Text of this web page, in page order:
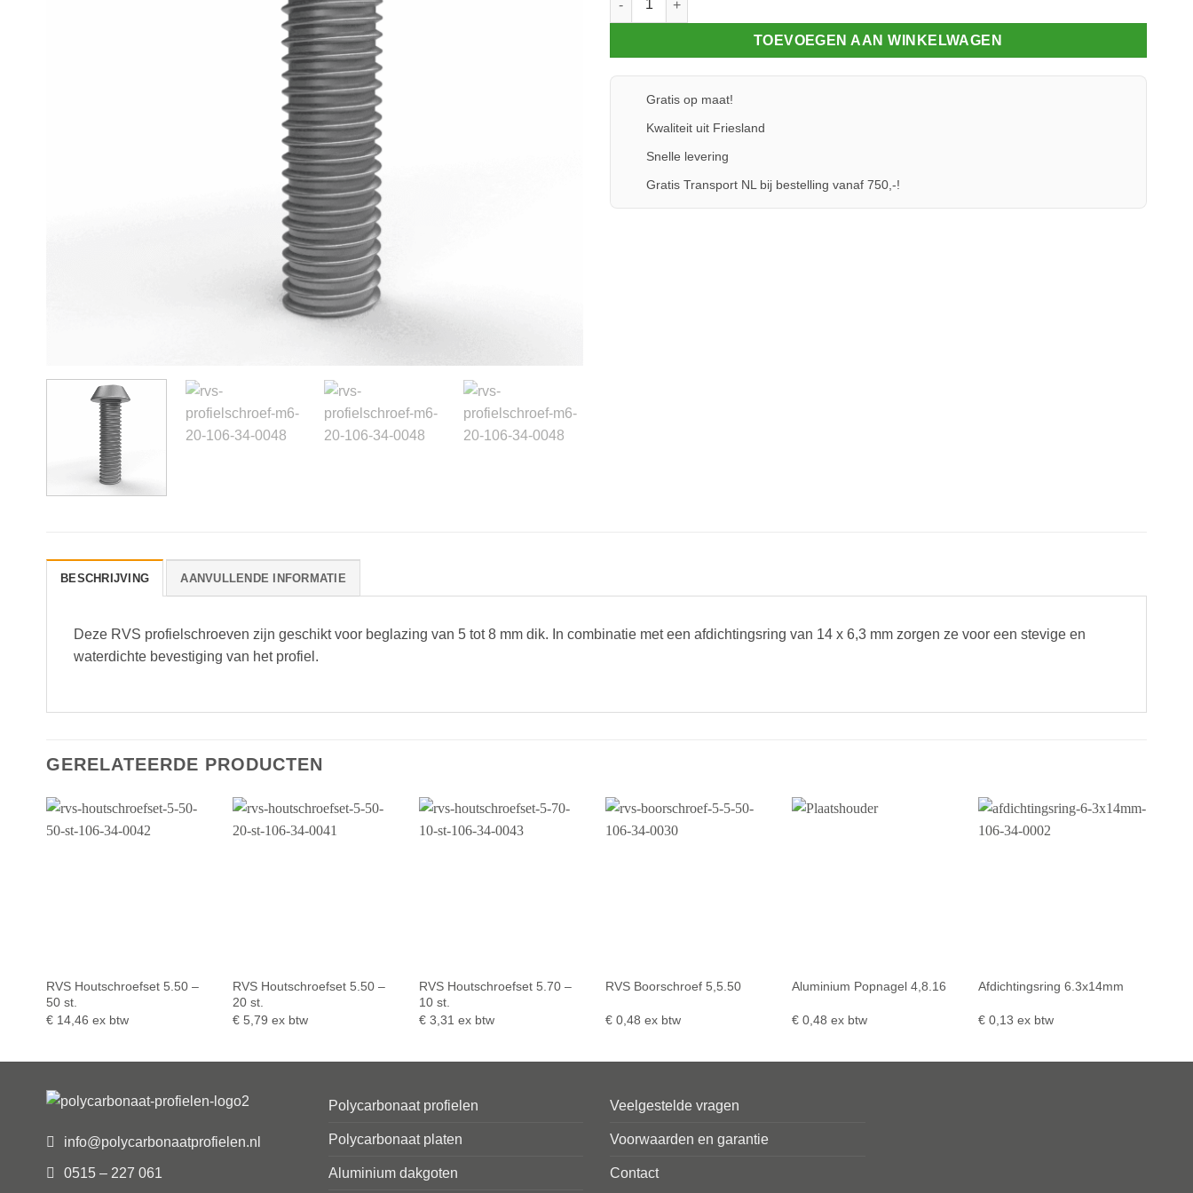
TOEVOEGEN AAN WINKELWAGEN
Gratis op maat!
Kwaliteit uit Friesland
Snelle levering
Gratis Transport NL bij bestelling vanaf 750,-!
BESCHRIJVING AANVULLENDE INFORMATIE
Deze RVS profielschroeven zijn geschikt voor beglazing van 5 tot 8 mm dik. In combinatie met een afdichtingsring van 14 x 6,3 mm zorgen ze voor een stevige en
waterdichte bevestiging van het profiel.
GERELATEERDE PRODUCTEN
RVS Houtschroefset 5.50 –
50 st.
€14,46 ex btw
RVS Houtschroefset 5.50 –
20 st.
€5,79 ex btw
RVS Houtschroefset 5.70 –
10 st.
€3,31 ex btw
RVS Boorschroef 5,5.50
€0,48 ex btw
Aluminium Popnagel 4,8.16
€0,48 ex btw
Afdichtingsring 6.3x14mm
€0,13 ex btw
info@polycarbonaatprofielen.nl
0515 – 227 061
Polycarbonaat profielen
Polycarbonaat platen
Aluminium dakgoten
Veelgestelde vragen
Voorwaarden en garantie
Contact